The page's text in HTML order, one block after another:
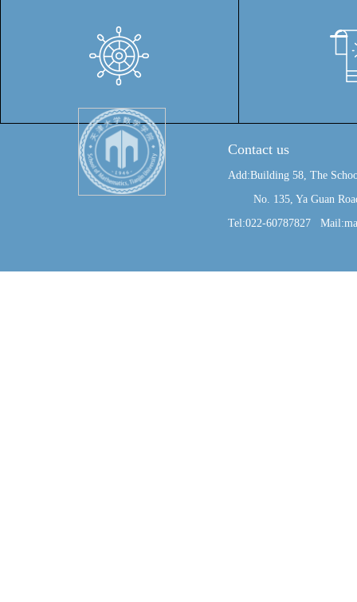
Contact us
Add:Building 58, The
No. 135, Ya Guan
Tel:022-60787827